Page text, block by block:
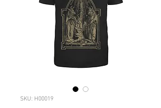
SKU: H00019